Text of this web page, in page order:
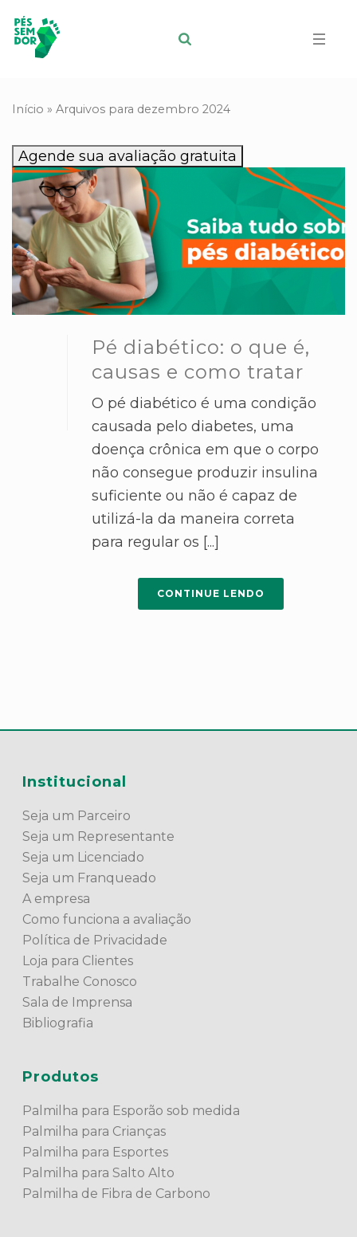
Início » Arquivos para dezembro 2024
Agende sua avaliação gratuita
Pé diabético: o que é,
causas e como tratar
O pé diabético é uma condição
causada pelo diabetes, uma
doença crônica em que o corpo
não consegue produzir insulina
suficiente ou não é capaz de
utilizá-la da maneira correta
para regular os [...]
CONTINUE LENDO
Institucional
Seja um Parceiro
Seja um Representante
Seja um Licenciado
Seja um Franqueado
A empresa
Como funciona a avaliação
Política de Privacidade
Loja para Clientes
Trabalhe Conosco
Sala de Imprensa
Bibliografia
Produtos
Palmilha para Esporão sob medida
Palmilha para Crianças
Palmilha para Esportes
Palmilha para Salto Alto
Palmilha de Fibra de Carbono